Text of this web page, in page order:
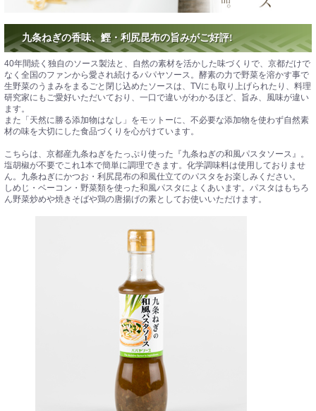
九条ねぎの香味、鰹・利尻昆布の旨みがご好評!
40年間続く独自のソース製法と、自然の素材を活かした味づくりで、京都だけで
なく全国のファンから愛され続けるパパヤソース。酵素の力で野菜を溶かす事で
生野菜のうまみをまるごと閉じ込めたソースは、TVにも取り上げられたり、料理
研究家にもご愛好いただいており、一口で違いがわかるほど、旨み、風味が違い
ます。
また「天然に勝る添加物はなし」をモットーに、不必要な添加物を使わず自然素
材の味を大切にした食品づくりを心がけています。
こちらは、京都産九条ねぎをたっぷり使った『九条ねぎの和風パスタソース』。
塩胡椒が不要でこれ1本で簡単に調理できます。化学調味料は使用しておりませ
ん。九条ねぎにかつお・利尻昆布の和風仕立てのパスタをお楽しみください。
しめじ・ベーコン・野菜類を使った和風パスタによくあいます。パスタはもちろ
ん野菜炒めや焼きそばや鶏の唐揚げの素としてお使いいただけます。